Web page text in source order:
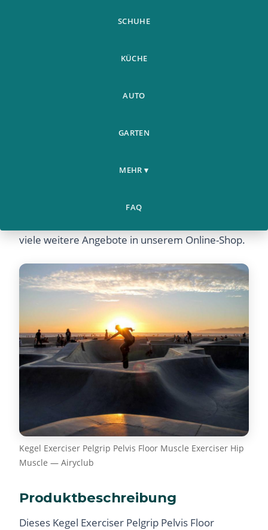
SCHUHE
KÜCHE
AUTO
GARTEN
MEHR ▾
FAQ
Exerciser Hip Muscle - Jetzt günstig online kaufen
viele weitere Angebote in unserem Online-Shop.
Kegel Exerciser Pelgrip Pelvis Floor Muscle Exerciser Hip
Muscle — Airyclub
Produktbeschreibung
Dieses Kegel Exerciser Pelgrip Pelvis Floor